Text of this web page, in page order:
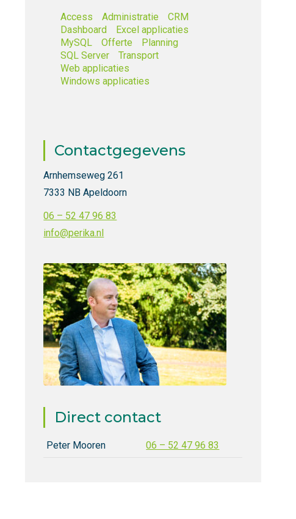
Access Administratie
CRM
Dashboard
Excel applicaties
MySQL
Offerte
Planning
SQL Server
Transport
Web applicaties
Windows applicaties
Contactgegevens
Arnhemseweg 261
7333 NB Apeldoorn
06 – 52 47 96 83
info@perika.nl
Direct contact
Peter Mooren 06 – 52 47 96 83